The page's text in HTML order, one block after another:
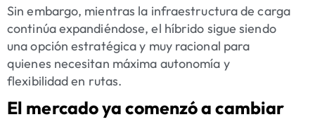
Sin embargo, mientras la infraestructura de carga
continúa expandiéndose, el híbrido sigue siendo
una opción estratégica y muy racional para
quienes necesitan máxima autonomía y
flexibilidad en rutas.
El mercado ya comenzó a cambiar